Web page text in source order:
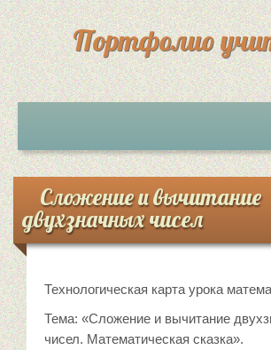
Портфолио
Грамоты, дипломы,
Достижения учеников
Сложение и вычитание
двухзначных чисел
Технологическая карта урока
Тема: «Сложение и вычитание
чисел. Математическая сказка».